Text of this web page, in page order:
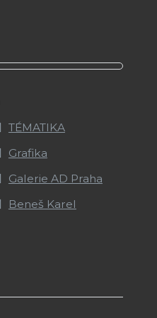
TÉMATIKA
Grafika
Galerie AD Praha
Beneš Karel